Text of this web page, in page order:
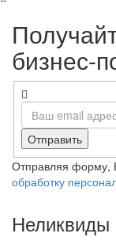
бизнес-
Отправить
Отправляя форму,
обработку
Неликвиды